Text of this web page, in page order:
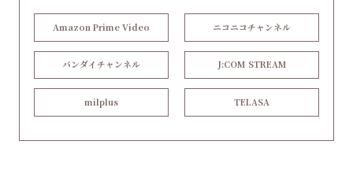
Amazon Prime Video ニコニコチャンネル
バンダイチャンネル J:COM STREAM
milplus TELASA